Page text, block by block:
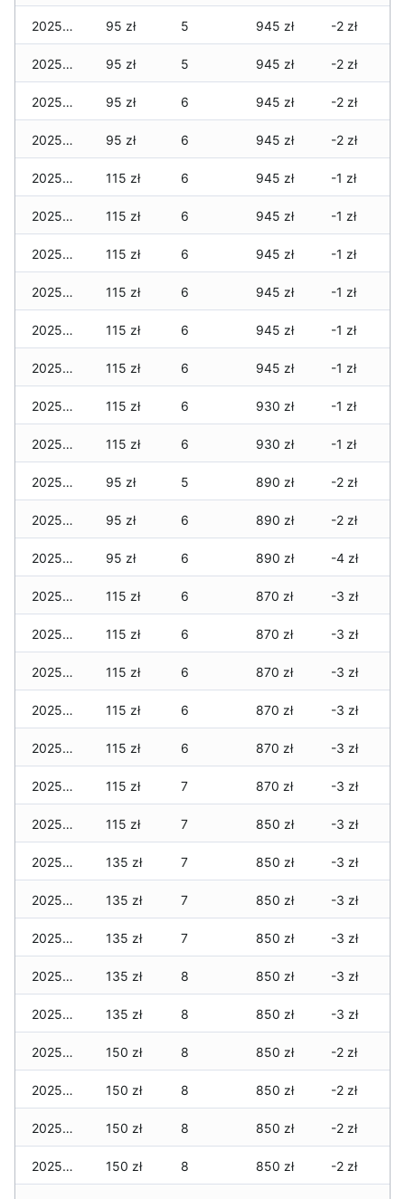
2025-06-14 95 zł 5 945 zł -2 zł
2025-06-13 95 zł 5 945 zł -2 zł
2025-06-12 95 zł 6 945 zł -2 zł
2025-06-11 95 zł 6 945 zł -2 zł
2025-06-10 115 zł 6 945 zł -1 zł
2025-06-09 115 zł 6 945 zł -1 zł
2025-06-08 115 zł 6 945 zł -1 zł
2025-06-07 115 zł 6 945 zł -1 zł
2025-06-06 115 zł 6 945 zł -1 zł
2025-06-05 115 zł 6 945 zł -1 zł
2025-06-04 115 zł 6 930 zł -1 zł
2025-06-03 115 zł 6 930 zł -1 zł
2025-06-02 95 zł 5 890 zł -2 zł
2025-06-01 95 zł 6 890 zł -2 zł
2025-05-31 95 zł 6 890 zł -4 zł
2025-05-30 115 zł 6 870 zł -3 zł
2025-05-29 115 zł 6 870 zł -3 zł
2025-05-28 115 zł 6 870 zł -3 zł
2025-05-27 115 zł 6 870 zł -3 zł
2025-05-26 115 zł 6 870 zł -3 zł
2025-05-25 115 zł 7 870 zł -3 zł
2025-05-24 115 zł 7 850 zł -3 zł
2025-05-23 135 zł 7 850 zł -3 zł
2025-05-22 135 zł 7 850 zł -3 zł
2025-05-21 135 zł 7 850 zł -3 zł
2025-05-20 135 zł 8 850 zł -3 zł
2025-05-19 135 zł 8 850 zł -3 zł
2025-05-18 150 zł 8 850 zł -2 zł
2025-05-17 150 zł 8 850 zł -2 zł
2025-05-16 150 zł 8 850 zł -2 zł
2025-05-15 150 zł 8 850 zł -2 zł